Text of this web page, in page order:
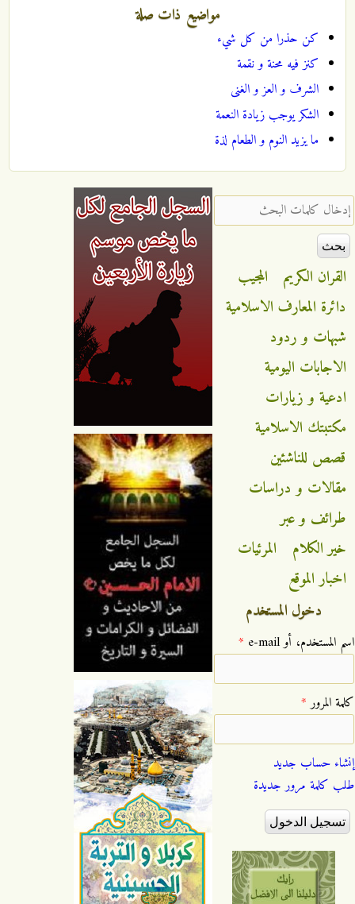
مواضيع ذات صلة
كن حذرا من كل شيء
كنز فيه محنة و نقمة
الشرف و العز و الغنى
الشكر يوجب زيادة النعمة
ما يزيد النوم و الطعام لذة
‏إدخال كلمات البحث ‏
القران الكريم
المجيب
دائرة المعارف الاسلامية
شبهات و ردود
الاجابات اليومية
ادعية و زيارات
مكتبتك الاسلامية
قصص للناشئين
مقالات و دراسات
طرائف و عبر
خير الكلام
المرئيات
اخبار الموقع
دخول المستخدم
‏اسم المستخدم، أو e-mail ‏ *
‏كلمة المرور ‏*
إنشاء حساب جديد
طلب كلمة مرور جديدة